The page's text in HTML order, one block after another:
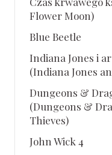
Flower Moon)
Blue Beetle
Indiana Jones i
(Indiana Jones
Dungeons &
(Dungeons &
Thieves)
John Wick 4